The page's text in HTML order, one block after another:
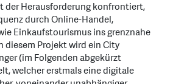
der Herausforderung konfrontiert,
durch Online-Handel,
Einkaufstourismus ins grenznahe
diesem Projekt wird ein City
(im Folgenden abgekürzt
welcher erstmals eine digitale